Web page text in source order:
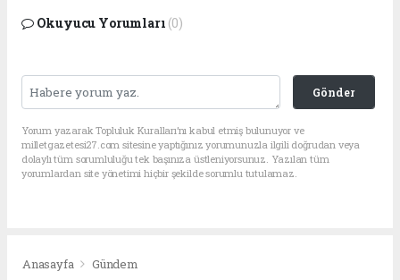
Okuyucu Yorumları (0)
Gönder
Yorum yazarak Topluluk Kuralları’nı kabul etmiş bulunuyor ve
milletgazetesi27.com sitesine yaptığınız yorumunuzla ilgili doğrudan veya
dolaylı tüm sorumluluğu tek başınıza üstleniyorsunuz. Yazılan tüm
yorumlardan site yönetimi hiçbir şekilde sorumlu tutulamaz.
Anasayfa Gündem